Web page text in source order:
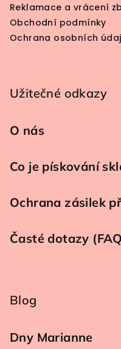
Reklamace a vrácení
Obchodní podmínky
Ochrana osobních
Užitečné odkazy
O nás
Co je pískování
Ochrana zásilek
Časté dotazy
Blog
Dny Marianne